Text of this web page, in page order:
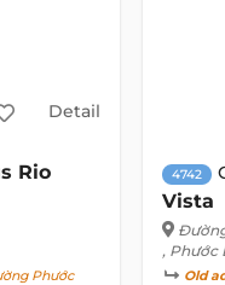
Detail
Rio
Phước
4742
Vista
, Phước
Old